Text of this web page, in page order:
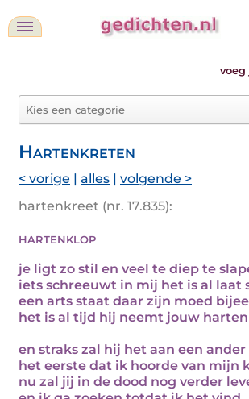
voeg
Hartenkreten
< vorige | alles | volgende >
hartenkreet (nr. 17.835):
hartenklop
je ligt zo stil en veel te diep te
iets schreeuwt in mij het is al laat
een arts staat daar zijn moed
het is al tijd hij neemt jouw
en straks zal hij het aan een ander
het eerste dat ik hoorde van mijn
nu zal jij in de dood nog verder